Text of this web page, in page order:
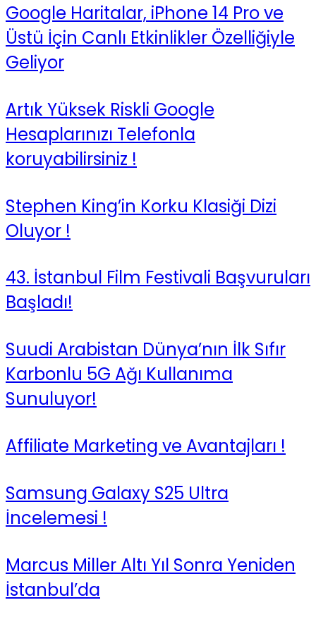
Google Haritalar, iPhone 14 Pro ve
Üstü İçin Canlı Etkinlikler Özelliğiyle
Geliyor
Artık Yüksek Riskli Google
Hesaplarınızı Telefonla
koruyabilirsiniz !
Stephen King’in Korku Klasiği Dizi
Oluyor !
43. İstanbul Film Festivali Başvuruları
Başladı!
Suudi Arabistan Dünya’nın İlk Sıfır
Karbonlu 5G Ağı Kullanıma
Sunuluyor!
Affiliate Marketing ve Avantajları !
Samsung Galaxy S25 Ultra
İncelemesi !
Marcus Miller Altı Yıl Sonra Yeniden
İstanbul’da